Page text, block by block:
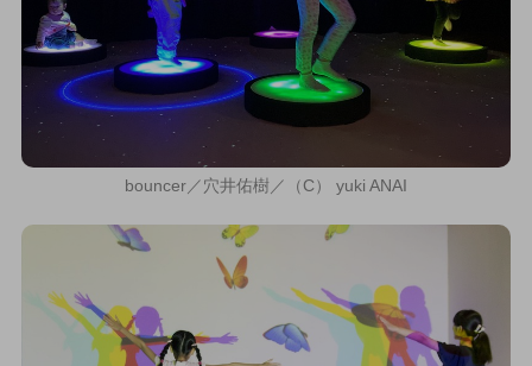
bouncer／穴井佑樹／（C） yuki ANAI